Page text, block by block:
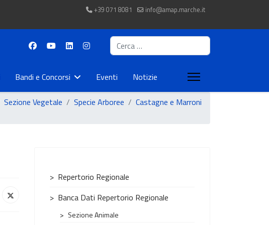
+39 071 8081 info@amap.marche.it
Cerca
Bandi e Concorsi Eventi Notizie
Sezione Vegetale Specie Arboree
Castagne e Marroni
Repertorio Regionale
Banca Dati Repertorio Regionale
Sezione Animale